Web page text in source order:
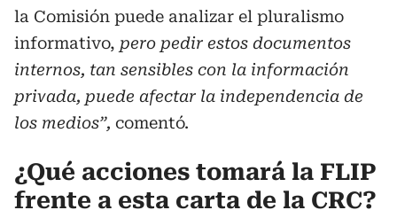
la Comisión puede analizar el pluralismo
informativo, pero pedir estos documentos
internos, tan sensibles con la información
privada, puede afectar la independencia de
los medios”, comentó.
¿Qué acciones tomará la FLIP
frente a esta carta de la CRC?